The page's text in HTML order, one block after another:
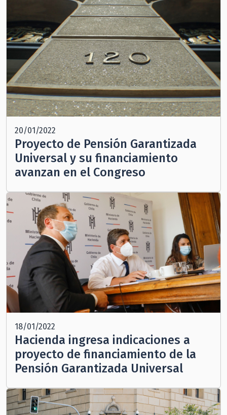
20/01/2022
Proyecto de Pensión Garantizada
Universal y su financiamiento
avanzan en el Congreso
18/01/2022
Hacienda ingresa indicaciones a
proyecto de financiamiento de la
Pensión Garantizada Universal